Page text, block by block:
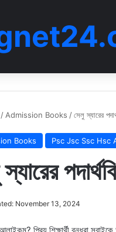
/ Admission Books /সেলু স্যারের
Books Psc Jsc Ssc Hsc
November 13, 2024